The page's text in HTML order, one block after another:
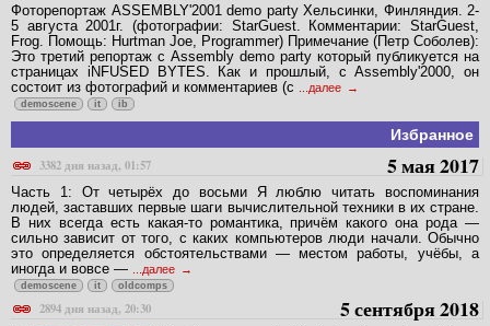
Фоторепортаж ASSEMBLY'2001 demo party Хельсинки, Финляндия. 2-
5 августа 2001г. (фотографии: StarGuest. Комментарии: StarGuest,
Frog. Помощь: Hurtman Joe, Programmer) Примечание (Петр Соболев):
Это третий репортаж с Assembly demo party который публикуется на
страницах iNFUSED BYTES. Как и прошлый, с Assembly'2000, он
состоит из фотографий и комментариев (с
...далее
demoscene it ib
Избранное
3382 дня назад, 01:57
5 мая 2017
Часть 1: От четырёх до восьми Я люблю читать воспоминания
людей, заставших первые шаги вычислительной техники в их стране.
В них всегда есть какая-то романтика, причём какого она рода —
сильно зависит от того, с каких компьютеров люди начали. Обычно
это определяется обстоятельствами — местом работы, учёбы, а
иногда и вовсе — ...далее
demoscene it oldcomps
2894 дня назад, 20:30 5 сентября 2018